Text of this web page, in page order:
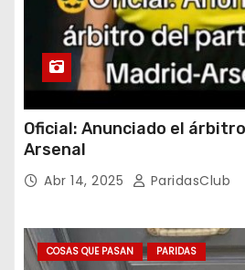
Oficial: Anunciado el
Arsenal
Abr 14, 2025 ParidasClub
COSAS QUE PASAN PARIDAS